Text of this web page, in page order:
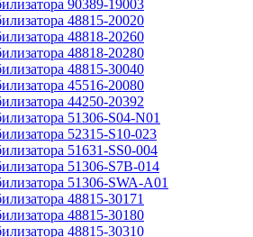
90389-19003
48815-20020
48818-20260
48818-20280
48815-30040
45516-20080
44250-20392
51306-S04-N01
52315-S10-023
51631-SS0-004
51306-S7B-014
51306-SWA-A01
48815-30171
48815-30180
48815-30310